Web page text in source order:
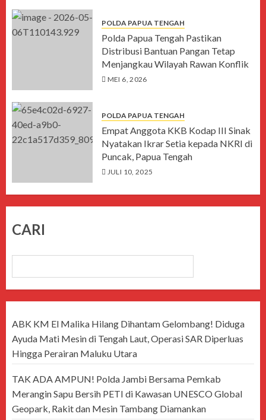
POLDA PAPUA TENGAH
Polda Papua Tengah Pastikan
Distribusi Bantuan Pangan Tetap
Menjangkau Wilayah Rawan Konflik
MEI 6, 2026
POLDA PAPUA TENGAH
Empat Anggota KKB Kodap III Sinak
Nyatakan Ikrar Setia kepada NKRI di
Puncak, Papua Tengah
JULI 10, 2025
CARI
ABK KM El Malika Hilang Dihantam Gelombang! Diduga
Ayuda Mati Mesin di Tengah Laut, Operasi SAR Diperluas
Hingga Perairan Maluku Utara
TAK ADA AMPUN! Polda Jambi Bersama Pemkab
Merangin Sapu Bersih PETI di Kawasan UNESCO Global
Geopark, Rakit dan Mesin Tambang Diamankan